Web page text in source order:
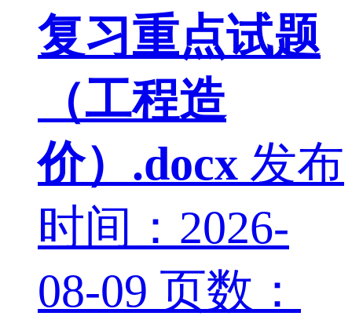
复习重点试题
（工程造
价）.docx 发布
时间：2026-
08-09 页数：